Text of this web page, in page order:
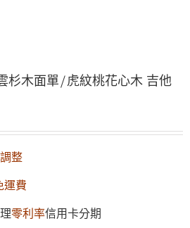
杉木面單/虎紋桃花心木 吉他
整
運費
零利率信用卡分期